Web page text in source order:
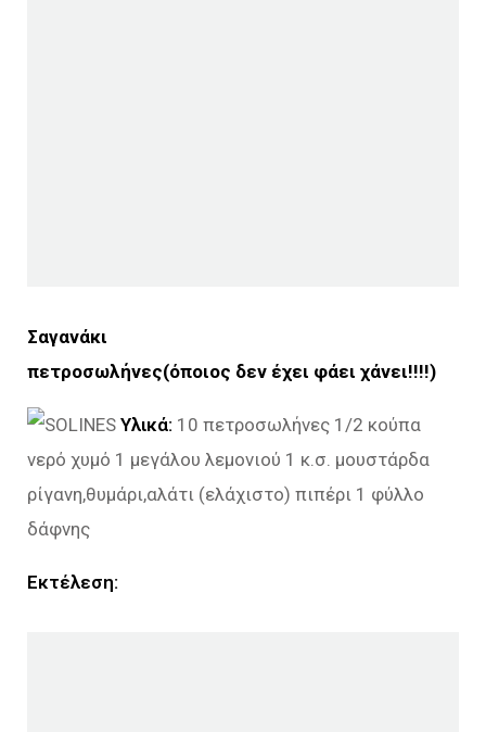
Σαγανάκι
πετροσωλήνες(όποιος δεν έχει φάει χάνει!!!!)
Υλικά: 10 πετροσωλήνες 1/2 κούπα
νερό χυμό 1 μεγάλου λεμονιού 1 κ.σ. μουστάρδα
ρίγανη,θυμάρι,αλάτι (ελάχιστο) πιπέρι 1 φύλλο
δάφνης
Εκτέλεση: